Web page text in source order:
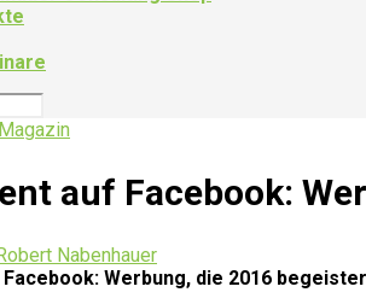
auf Facebook:
Nabenhauer
Werbung, die 2016